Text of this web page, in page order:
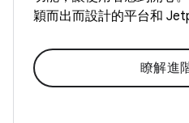
穎而出而設計的平台和
瞭解進